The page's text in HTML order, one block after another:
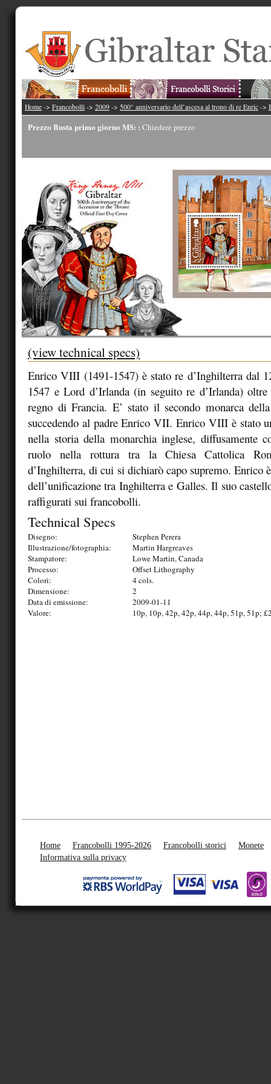
Home -> Francobolli -> 2009 -> 500° anniversario dell’ascesa al trono di re Enric ->
Prezzo Busta primo giorno MS: : Chiedere prezzo
(view technical specs)
Enrico VIII (1491-1547) è stato re d’Inghilterra dal
1547 e Lord d’Irlanda (in seguito re d’Irlanda) oltre
regno di Francia. E’ stato il secondo monarca
succedendo al padre Enrico VII. Enrico VIII è stato
nella storia della monarchia inglese, diffusamente
ruolo nella rottura tra la Chiesa Cattolica
d’Inghilterra, di cui si dichiarò capo supremo. Enrico
dell’unificazione tra Inghilterra e Galles. Il suo
raffigurati sui francobolli.
Technical Specs
Disegno:
Stephen Perera
Illustrazione/fotographia:
Martin Hargreaves
Stampatore:
Lowe Martin, Canada
Processo:
Offset Lithography
Colori:
4 cols.
Dimensione:
2
Data di emissione:
2009-01-11
Valore:
10p, 10p, 42p, 42p, 44p, 44p, 51p, 51p;
Home Francobolli 1995-2026 Francobolli storici
Monete
Informativa sulla privacy